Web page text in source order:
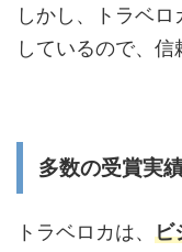
しかし、トラベ
しているので、信
多数の受賞実
トラベロカは、 ビ